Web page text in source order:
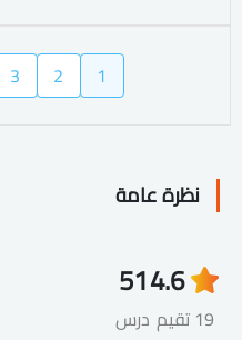
1
2
3
نظرة عامة
4.6
19 تقيم
51
درس